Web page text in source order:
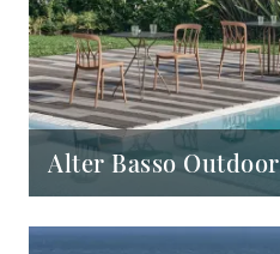
Alter Basso Outdoor